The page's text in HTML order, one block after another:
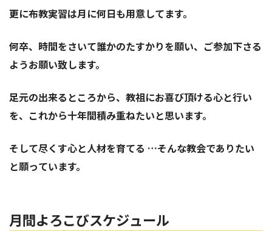
更に布教実習は月に何日も用意してます。
何卒、時間をさいて誰かのたすかりを願い、ご参加下さる
ようお願い致します。
足元の出来るところから、教祖にお喜び頂ける心と行い
を、これから十年間積み重ねたいと思います。
そして尽くす心と人材を育てる …そんな教会でありたい
と願っています。
月間よろこびスケジュール